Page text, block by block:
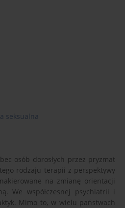
seksualna
osób dorosłych przez pryzmat
rodzaju terapii z perspektywy
na zmianę orientacji
We współczesnej psychiatrii i
Mimo to, w wielu państwach